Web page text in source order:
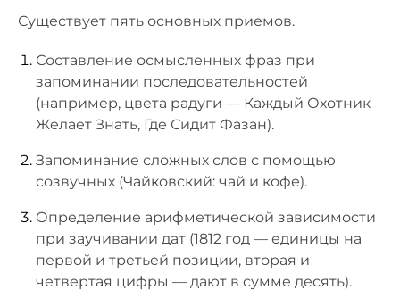
Существует пять основных приемов.
Составление осмысленных фраз при
запоминании последовательностей
(например, цвета радуги — Каждый Охотник
Желает Знать, Где Сидит Фазан).
Запоминание сложных слов с помощью
созвучных (Чайковский: чай и кофе).
Определение арифметической зависимости
при заучивании дат (1812 год — единицы на
первой и третьей позиции, вторая и
четвертая цифры — дают в сумме десять).